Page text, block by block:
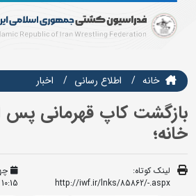
خانه اطلاع رسانی اخبار
خانه؛
لینک کوتاه:
http://iwf.ir/lnks/85862/-.aspx
10:15